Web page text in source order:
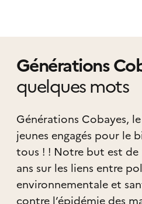
Générations
quelques mots
Générations Cobayes,
jeunes engagés pour le
tous ! ! Notre but est de
ans sur les liens entre
environnementale et